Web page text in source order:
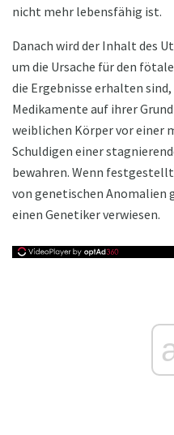
nicht mehr lebensfähig ist.
Danach wird der Inhalt des
um die Ursache für den
die Ergebnisse erhalten
Medikamente auf ihrer
weiblichen Körper vor einer
Schuldigen einer
bewahren. Wenn
von genetischen Anomalien
einen Genetiker verwiesen.